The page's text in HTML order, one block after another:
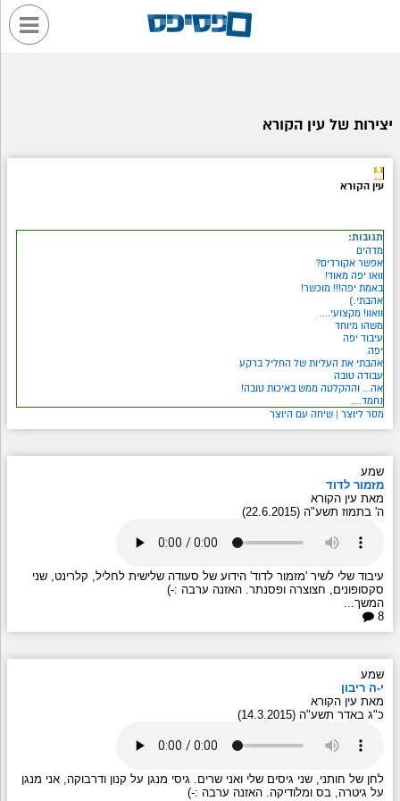
יצירות של עין הקורא
עין הקורא
תגובות:
מדהים
אפשר אקורדים?
וואו יפה מאוד!
באמת יפה!!! מוכשר!
אהבתי:)
וואוו! מקצועי....
משהו מיוחד
עיבוד יפה
יפה.
אהבתי את העליות של החליל ברקע
עבודה טובה
אה... וההקלטה ממש באיכות טובה!
נחמד....
מסר ליוצר | שיחה עם היוצר
שמע
מזמור לדוד
מאת עין הקורא
ה' בתמוז תשע"ה (22.6.2015)
עיבוד שלי לשיר 'מזמור לדוד' הידוע של סעודה שלישית לחליל, קלרינט, שני
סקסופונים, חצוצרה ופסנתר. האזנה ערבה :-)
המשך...
8
שמע
י-ה ריבון
מאת עין הקורא
כ"ג באדר תשע"ה (14.3.2015)
לחן של חותני, שני גיסים שלי ואני שרים. גיסי מנגן על קנון ודרבוקה, אני מנגן
על גיטרה, בס ומלודיקה. האזנה ערבה :-)